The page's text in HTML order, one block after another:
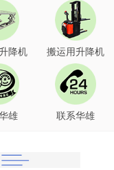
降机 搬运用升降机
雄 联系华雄